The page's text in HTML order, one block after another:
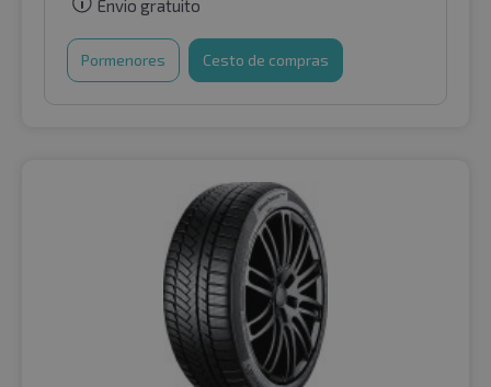
Envio gratuito
Pormenores Cesto de compras